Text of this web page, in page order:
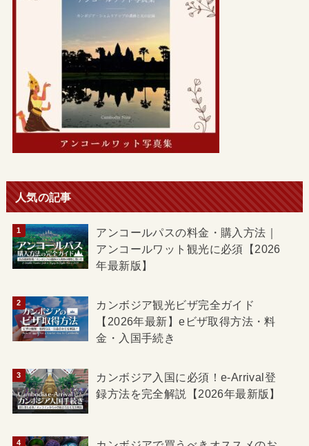
人気の記事
アンコールパスの料金・購入方法｜
アンコールワット観光に必須【2026
年最新版】
カンボジア観光ビザ完全ガイド
【2026年最新】eビザ取得方法・料
金・入国手続き
カンボジア入国に必須！e-Arrival登
録方法を完全解説【2026年最新版】